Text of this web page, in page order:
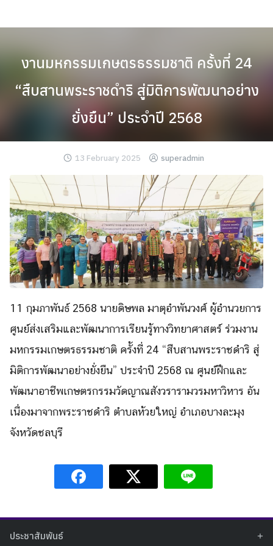
to
งานมหกรรมเกษตรธรรมชาติ ครั้งที่ 24
“สืบสานพระราชดำริ สู่มิติการพัฒนาอย่าง
ยั่งยืน” ประจำปี 2568
13 February 2025 superadmin
11 กุมภาพันธ์ 2568 นายดิษพล มาตุอำพันวงศ์ ผู้อำนวยการ
ศูนย์ส่งเสริมและพัฒนาการเรียนรู้ทางวิทยาศาสตร์ ร่วมงาน
มหกรรมเกษตรธรรมชาติ ครั้งที่ 24 “สืบสานพระราชดำริ สู่
มิติการพัฒนาอย่างยั่งยืน” ประจำปี 2568 ณ ศูนย์ฝึกและ
พัฒนาอาชีพเกษตรกรรมวัดญาณสังวรารามวรมหาวิหาร อัน
เนื่องมาจากพระราชดำริ ตำบลห้วยใหญ่ อำเภอบางละมุง
จังหวัดชลบุรี
ประชาสัมพันธ์